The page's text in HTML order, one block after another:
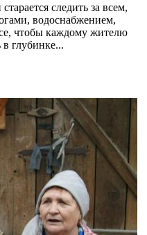
следить за всем,
водоснабжением,
чтобы каждому жителю
глубинке...